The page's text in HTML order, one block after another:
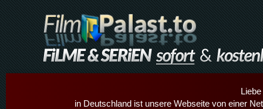
in Deutschland ist unsere Webseite von einer